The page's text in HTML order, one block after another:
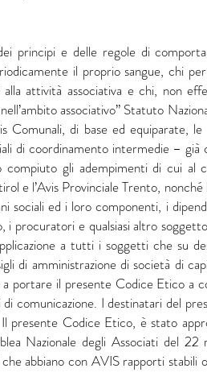
principi e delle regole di
il proprio sangue, chi
attività associativa e chi, non
associativo” Statuto
Comunali, di base ed equiparate,
di coordinamento intermedie – già
compiuto gli adempimenti di cui al
e l’Avis Provinciale Trento, nonché
sociali ed i loro componenti, i
procuratori e qualsiasi altro
a tutti i soggetti che su
di amministrazione di società di
portare il presente Codice Etico a
comunicazione. I destinatari del
Codice Etico, è stato
Nazionale degli Associati del
abbiano con AVIS rapporti stabili